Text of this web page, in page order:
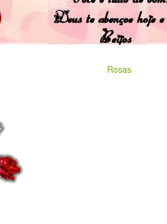
Rosas